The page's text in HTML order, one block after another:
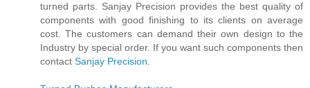
turned parts. Sanjay Precision provides the best quality of
components with good finishing to its clients on average
cost. The customers can demand their own design to the
Industry by special order. If you want such components then
contact Sanjay Precision.